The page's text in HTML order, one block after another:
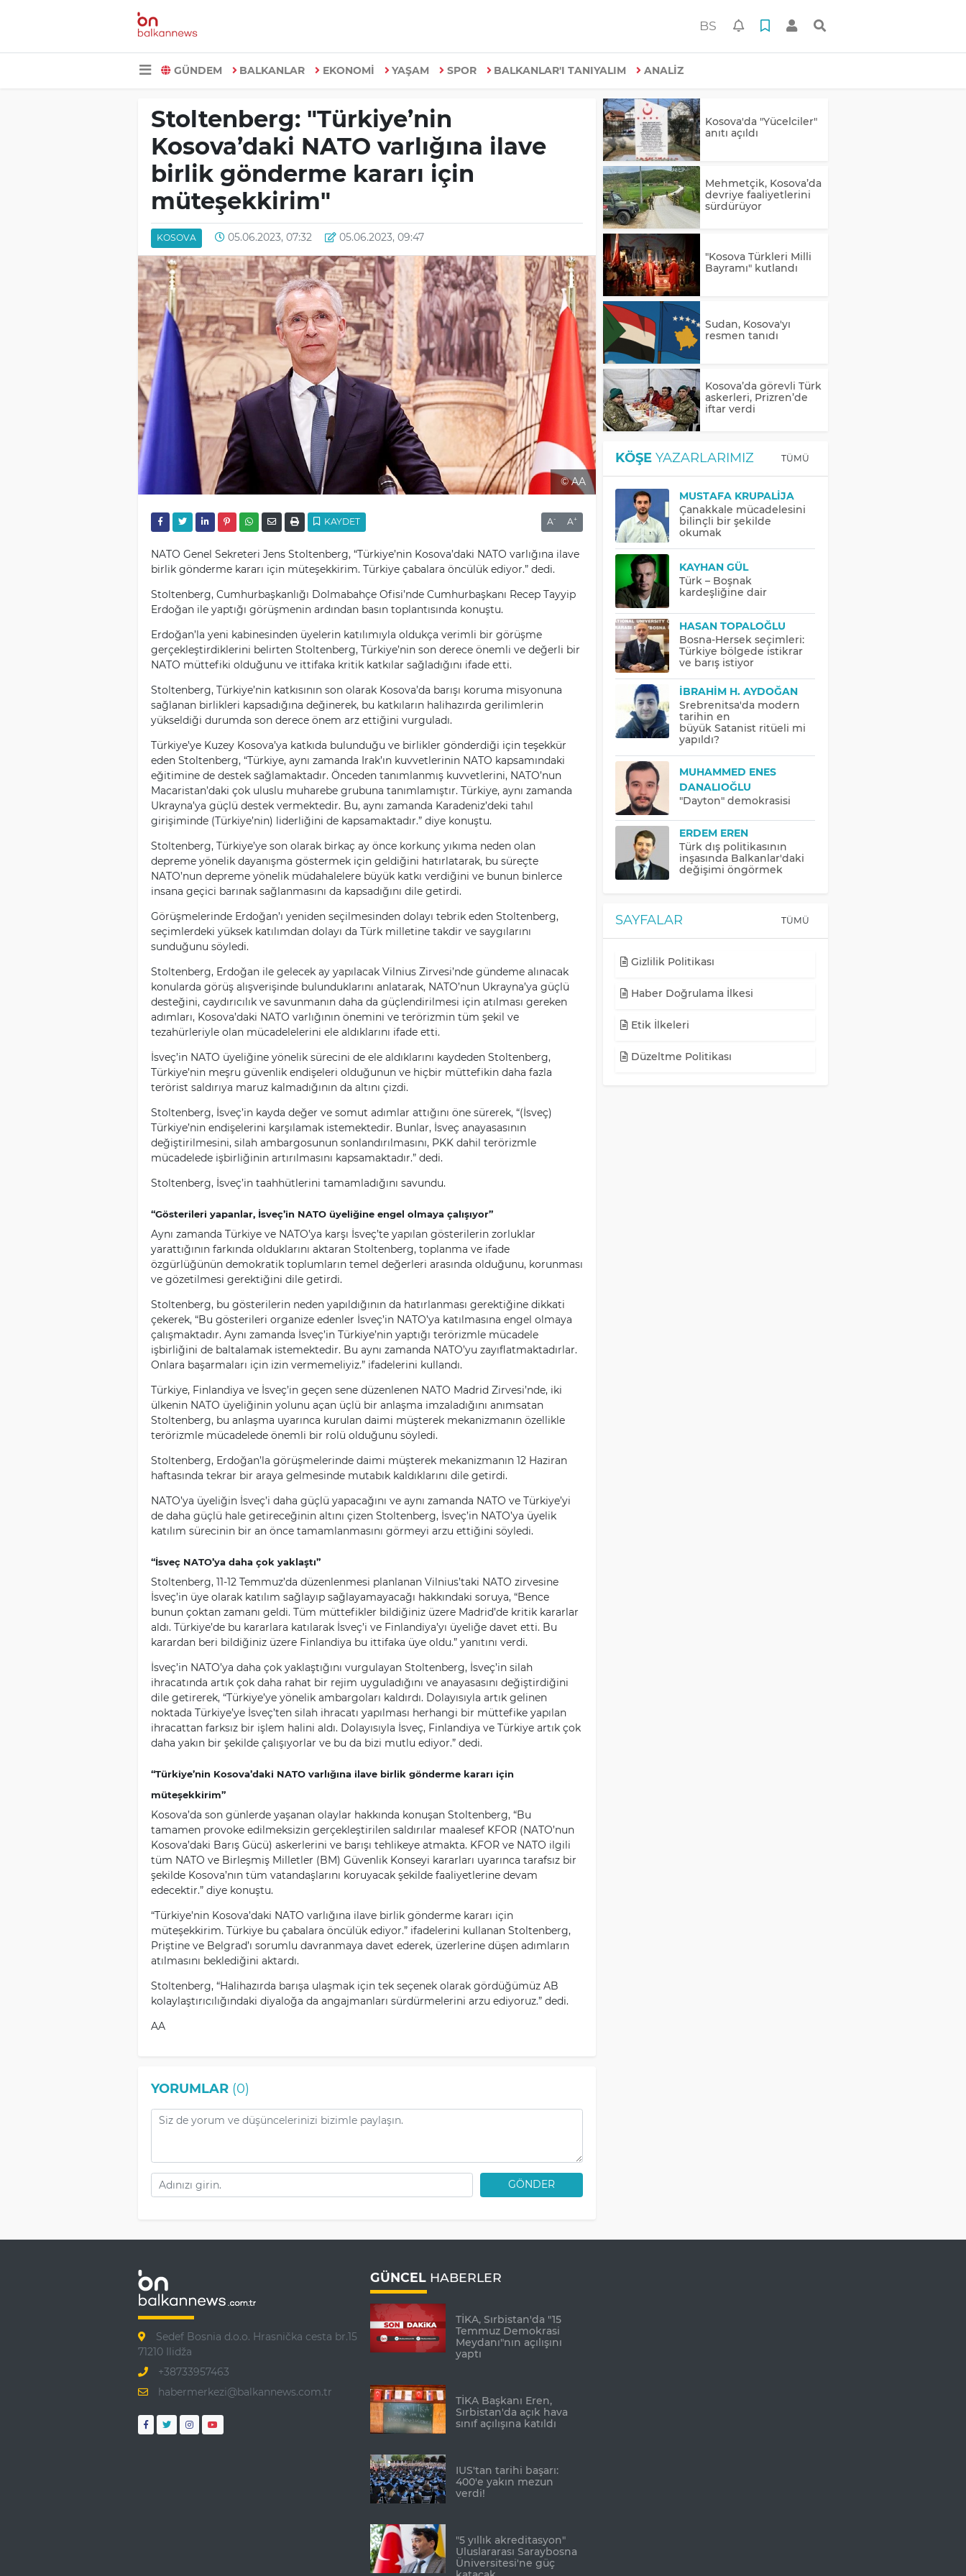
BS
GÜNDEM BALKANLAR EKONOMİ YAŞAM SPOR BALKANLAR'I TANIYALIM ANALİZ
Stoltenberg: "Türkiye’nin
Kosova’daki NATO varlığına ilave
birlik gönderme kararı için
müteşekkirim"
KOSOVA 05.06.2023, 07:32 05.06.2023, 09:47
© AA
KAYDET A- A+
NATO Genel Sekreteri Jens Stoltenberg, “Türkiye’nin Kosova’daki NATO varlığına ilave
birlik gönderme kararı için müteşekkirim. Türkiye çabalara öncülük ediyor.” dedi.
Stoltenberg, Cumhurbaşkanlığı Dolmabahçe Ofisi’nde Cumhurbaşkanı Recep Tayyip
Erdoğan ile yaptığı görüşmenin ardından basın toplantısında konuştu.
Erdoğan’la yeni kabinesinden üyelerin katılımıyla oldukça verimli bir görüşme
gerçekleştirdiklerini belirten Stoltenberg, Türkiye’nin son derece önemli ve değerli bir
NATO müttefiki olduğunu ve ittifaka kritik katkılar sağladığını ifade etti.
Stoltenberg, Türkiye’nin katkısının son olarak Kosova’da barışı koruma misyonuna
sağlanan birlikleri kapsadığına değinerek, bu katkıların halihazırda gerilimlerin
yükseldiği durumda son derece önem arz ettiğini vurguladı.
Türkiye’ye Kuzey Kosova’ya katkıda bulunduğu ve birlikler gönderdiği için teşekkür
eden Stoltenberg, “Türkiye, aynı zamanda Irak’ın kuvvetlerinin NATO kapsamındaki
eğitimine de destek sağlamaktadır. Önceden tanımlanmış kuvvetlerini, NATO’nun
Macaristan’daki çok uluslu muharebe grubuna tanımlamıştır. Türkiye, aynı zamanda
Ukrayna’ya güçlü destek vermektedir. Bu, aynı zamanda Karadeniz’deki tahıl
girişiminde (Türkiye’nin) liderliğini de kapsamaktadır.” diye konuştu.
Stoltenberg, Türkiye’ye son olarak birkaç ay önce korkunç yıkıma neden olan
depreme yönelik dayanışma göstermek için geldiğini hatırlatarak, bu süreçte
NATO’nun depreme yönelik müdahalelere büyük katkı verdiğini ve bunun binlerce
insana geçici barınak sağlanmasını da kapsadığını dile getirdi.
Görüşmelerinde Erdoğan’ı yeniden seçilmesinden dolayı tebrik eden Stoltenberg,
seçimlerdeki yüksek katılımdan dolayı da Türk milletine takdir ve saygılarını
sunduğunu söyledi.
Stoltenberg, Erdoğan ile gelecek ay yapılacak Vilnius Zirvesi’nde gündeme alınacak
konularda görüş alışverişinde bulunduklarını anlatarak, NATO’nun Ukrayna’ya güçlü
desteğini, caydırıcılık ve savunmanın daha da güçlendirilmesi için atılması gereken
adımları, Kosova’daki NATO varlığının önemini ve terörizmin tüm şekil ve
tezahürleriyle olan mücadelelerini ele aldıklarını ifade etti.
İsveç’in NATO üyeliğine yönelik sürecini de ele aldıklarını kaydeden Stoltenberg,
Türkiye’nin meşru güvenlik endişeleri olduğunun ve hiçbir müttefikin daha fazla
terörist saldırıya maruz kalmadığının da altını çizdi.
Stoltenberg, İsveç’in kayda değer ve somut adımlar attığını öne sürerek, “(İsveç)
Türkiye’nin endişelerini karşılamak istemektedir. Bunlar, İsveç anayasasının
değiştirilmesini, silah ambargosunun sonlandırılmasını, PKK dahil terörizmle
mücadelede işbirliğinin artırılmasını kapsamaktadır.” dedi.
Stoltenberg, İsveç’in taahhütlerini tamamladığını savundu.
“Gösterileri yapanlar, İsveç’in NATO üyeliğine engel olmaya çalışıyor”
Aynı zamanda Türkiye ve NATO’ya karşı İsveç’te yapılan gösterilerin zorluklar
yarattığının farkında olduklarını aktaran Stoltenberg, toplanma ve ifade
özgürlüğünün demokratik toplumların temel değerleri arasında olduğunu, korunması
ve gözetilmesi gerektiğini dile getirdi.
Stoltenberg, bu gösterilerin neden yapıldığının da hatırlanması gerektiğine dikkati
çekerek, “Bu gösterileri organize edenler İsveç’in NATO’ya katılmasına engel olmaya
çalışmaktadır. Aynı zamanda İsveç’in Türkiye’nin yaptığı terörizmle mücadele
işbirliğini de baltalamak istemektedir. Bu aynı zamanda NATO’yu zayıflatmaktadırlar.
Onlara başarmaları için izin vermemeliyiz.” ifadelerini kullandı.
Türkiye, Finlandiya ve İsveç’in geçen sene düzenlenen NATO Madrid Zirvesi’nde, iki
ülkenin NATO üyeliğinin yolunu açan üçlü bir anlaşma imzaladığını anımsatan
Stoltenberg, bu anlaşma uyarınca kurulan daimi müşterek mekanizmanın özellikle
terörizmle mücadelede önemli bir rolü olduğunu söyledi.
Stoltenberg, Erdoğan’la görüşmelerinde daimi müşterek mekanizmanın 12 Haziran
haftasında tekrar bir araya gelmesinde mutabık kaldıklarını dile getirdi.
NATO’ya üyeliğin İsveç’i daha güçlü yapacağını ve aynı zamanda NATO ve Türkiye’yi
de daha güçlü hale getireceğinin altını çizen Stoltenberg, İsveç’in NATO’ya üyelik
katılım sürecinin bir an önce tamamlanmasını görmeyi arzu ettiğini söyledi.
“İsveç NATO’ya daha çok yaklaştı”
Stoltenberg, 11-12 Temmuz’da düzenlenmesi planlanan Vilnius’taki NATO zirvesine
İsveç’in üye olarak katılım sağlayıp sağlayamayacağı hakkındaki soruya, “Bence
bunun çoktan zamanı geldi. Tüm müttefikler bildiğiniz üzere Madrid’de kritik kararlar
aldı. Türkiye’de bu kararlara katılarak İsveç’i ve Finlandiya’yı üyeliğe davet etti. Bu
karardan beri bildiğiniz üzere Finlandiya bu ittifaka üye oldu.” yanıtını verdi.
İsveç’in NATO’ya daha çok yaklaştığını vurgulayan Stoltenberg, İsveç’in silah
ihracatında artık çok daha rahat bir rejim uyguladığını ve anayasasını değiştirdiğini
dile getirerek, “Türkiye’ye yönelik ambargoları kaldırdı. Dolayısıyla artık gelinen
noktada Türkiye’ye İsveç’ten silah ihracatı yapılması herhangi bir müttefike yapılan
ihracattan farksız bir işlem halini aldı. Dolayısıyla İsveç, Finlandiya ve Türkiye artık çok
daha yakın bir şekilde çalışıyorlar ve bu da bizi mutlu ediyor.” dedi.
“Türkiye’nin Kosova’daki NATO varlığına ilave birlik gönderme kararı için
müteşekkirim”
Kosova’da son günlerde yaşanan olaylar hakkında konuşan Stoltenberg, “Bu
tamamen provoke edilmeksizin gerçekleştirilen saldırılar maalesef KFOR (NATO’nun
Kosova’daki Barış Gücü) askerlerini ve barışı tehlikeye atmakta. KFOR ve NATO ilgili
tüm NATO ve Birleşmiş Milletler (BM) Güvenlik Konseyi kararları uyarınca tarafsız bir
şekilde Kosova’nın tüm vatandaşlarını koruyacak şekilde faaliyetlerine devam
edecektir.” diye konuştu.
“Türkiye’nin Kosova’daki NATO varlığına ilave birlik gönderme kararı için
müteşekkirim. Türkiye bu çabalara öncülük ediyor.” ifadelerini kullanan Stoltenberg,
Priştine ve Belgrad’ı sorumlu davranmaya davet ederek, üzerlerine düşen adımların
atılmasını beklediğini aktardı.
Stoltenberg, “Halihazırda barışa ulaşmak için tek seçenek olarak gördüğümüz AB
kolaylaştırıcılığındaki diyaloğa da angajmanları sürdürmelerini arzu ediyoruz.” dedi.
AA
YORUMLAR(0)
GÖNDER
Kosova'da "Yücelciler"
anıtı açıldı
Mehmetçik, Kosova’da
devriye faaliyetlerini
sürdürüyor
"Kosova Türkleri Milli
Bayramı" kutlandı
Sudan, Kosova'yı
resmen tanıdı
Kosova’da görevli Türk
askerleri, Prizren’de
iftar verdi
KÖŞE YAZARLARIMIZ TÜMÜ
MUSTAFA KRUPALIJA
Çanakkale mücadelesini
bilinçli bir şekilde
okumak
KAYHAN GÜL
Türk – Boşnak
kardeşliğine dair
HASAN TOPALOĞLU
Bosna-Hersek seçimleri:
Türkiye bölgede istikrar
ve barış istiyor
İBRAHIM H. AYDOĞAN
Srebrenitsa'da modern
tarihin en
büyük Satanist ritüeli mi
yapıldı?
MUHAMMED ENES
DANALIOĞLU
"Dayton" demokrasisi
ERDEM EREN
Türk dış politikasının
inşasında Balkanlar'daki
değişimi öngörmek
SAYFALAR TÜMÜ
Gizlilik Politikası
Haber Doğrulama İlkesi
Etik İlkeleri
Düzeltme Politikası
Sedef Bosnia d.o.o. Hrasnička cesta br.15
71210 Ilidža
+38733957463
habermerkezi@balkannews.com.tr
GÜNCEL HABERLER
TİKA, Sırbistan'da "15
Temmuz Demokrasi
Meydanı"nın açılışını
yaptı
TİKA Başkanı Eren,
Sırbistan'da açık hava
sınıf açılışına katıldı
IUS'tan tarihi başarı:
400'e yakın mezun
verdi!
"5 yıllık akreditasyon"
Uluslararası Saraybosna
Üniversitesi'ne güç